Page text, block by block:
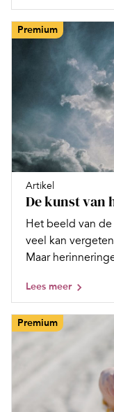
Premium
Artikel
De kunst van
Het beeld van
veel kan
Maar
Lees meer
Premium